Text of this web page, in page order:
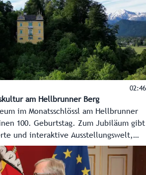
für die Mitarbeiterinnen und
entstehen.
02:46
am Hellbrunner Berg
im Monatsschlössl am Hellbrunner
100. Geburtstag. Zum Jubiläum gibt
und interaktive Ausstellungswelt,
Thema Wasser und eine Kooperation